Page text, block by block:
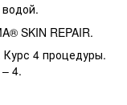
SKIN REPAIR.
4 процедуры.
4.